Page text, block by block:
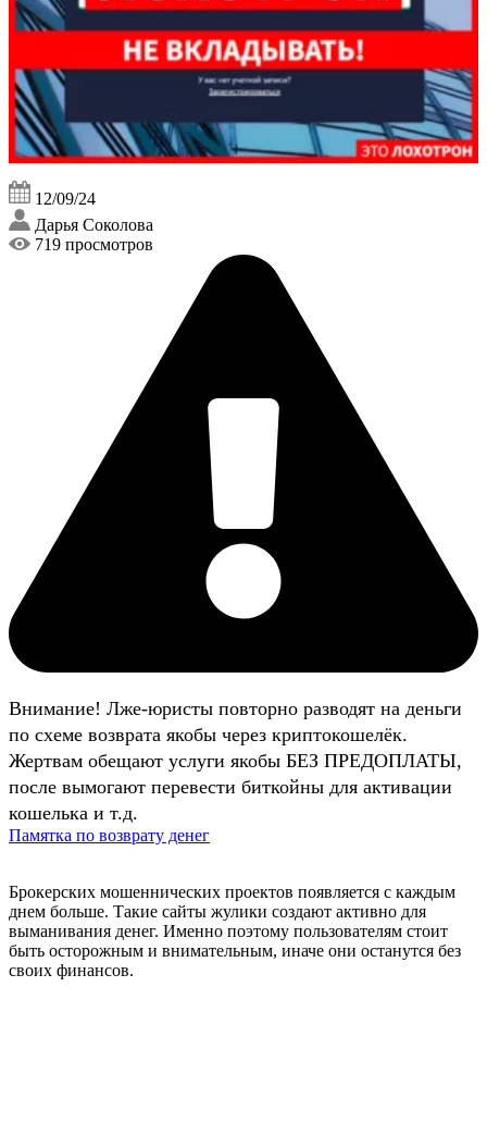
12/09/24
Дарья Соколова
719 просмотров
Внимание! Лже-юристы повторно разводят на деньги
по схеме возврата якобы через криптокошелёк.
Жертвам обещают услуги якобы БЕЗ ПРЕДОПЛАТЫ,
после вымогают перевести биткойны для активации
кошелька и т.д.
Памятка по возврату денег
Брокерских мошеннических проектов появляется с каждым
днем больше. Такие сайты жулики создают активно для
выманивания денег. Именно поэтому пользователям стоит
быть осторожным и внимательным, иначе они останутся без
своих финансов.